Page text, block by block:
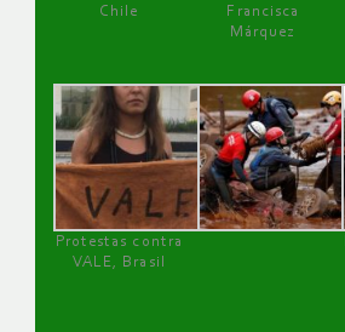
Chile
Francisca
Márquez
Protestas contra
VALE, Brasil